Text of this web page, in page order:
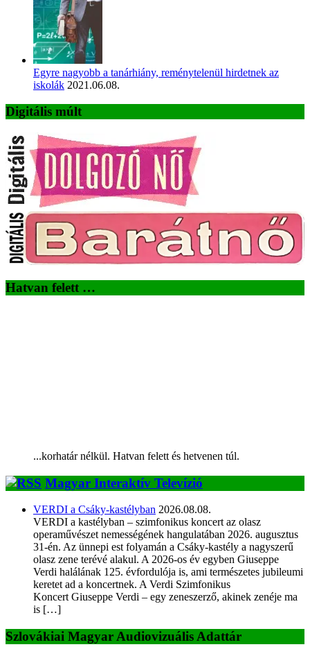
Egyre nagyobb a tanárhiány, reménytelenül hirdetnek az
iskolák 2021.06.08.
Digitális múlt
Hatvan felett …
...korhatár nélkül. Hatvan felett és hetvenen túl.
Magyar Interaktív Televízió
VERDI a Csáky-kastélyban 2026.08.08.
VERDI a kastélyban – szimfonikus koncert az olasz
operaművészet nemességének hangulatában 2026. augusztus
31-én. Az ünnepi est folyamán a Csáky-kastély a nagyszerű
olasz zene terévé alakul. A 2026-os év egyben Giuseppe
Verdi halálának 125. évfordulója is, ami természetes jubileumi
keretet ad a koncertnek. A Verdi Szimfonikus
Koncert Giuseppe Verdi – egy zeneszerző, akinek zenéje ma
is […]
Szlovákiai Magyar Audiovizuális Adattár